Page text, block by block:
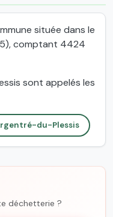
située dans le
comptant 4424
sont appelés les
du-Plessis
déchetterie ?